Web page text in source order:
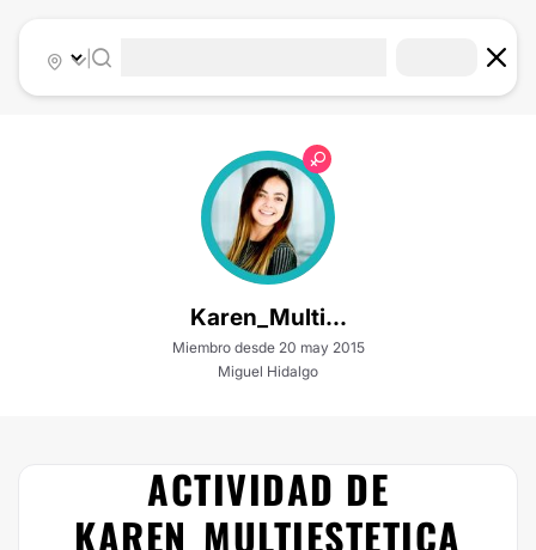
|
Karen_Multi...
Miembro desde 20 may 2015
Miguel Hidalgo
ACTIVIDAD DE
KAREN_MULTIESTETICA